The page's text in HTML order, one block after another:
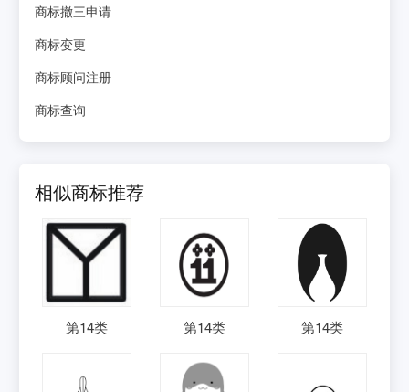
商标撤三申请
商标变更
商标顾问注册
商标查询
相似商标推荐
第14类 第14类 第14类